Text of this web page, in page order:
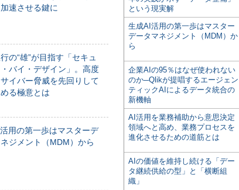
速させる鍵に
の“雄”が目指す「セキュ
・バイ・デザイン」。高度
イバー脅威を先回りして
る極意とは
用の第一歩はマスターデ
ジメント（MDM）から
という現実解
生成AI活用の第一歩はマスター
データマネジメント（MDM）か
ら
企業AIの95％はなぜ使われない
のか─Qlikが提唱するエージェン
ティックAIによるデータ統合の
新機軸
AI活用を業務補助から意思決定
領域へと高め、業務プロセスを
進化させるための道筋とは
AIの価値を維持し続ける「デー
タ継続供給の型」と「横断組
織」